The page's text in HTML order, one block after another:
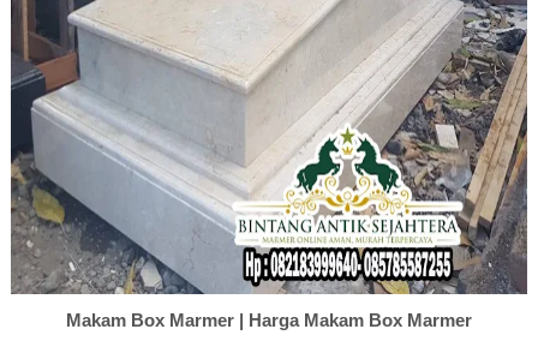
Makam Box Marmer | Harga Makam Box Marmer